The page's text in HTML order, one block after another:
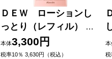
ＤＥＷ ローションし
っとり（レフィル） １
５０ｍｌ カネボウ化粧
品
本体3,300円
税率10％ 3,630円（税込）
本
税